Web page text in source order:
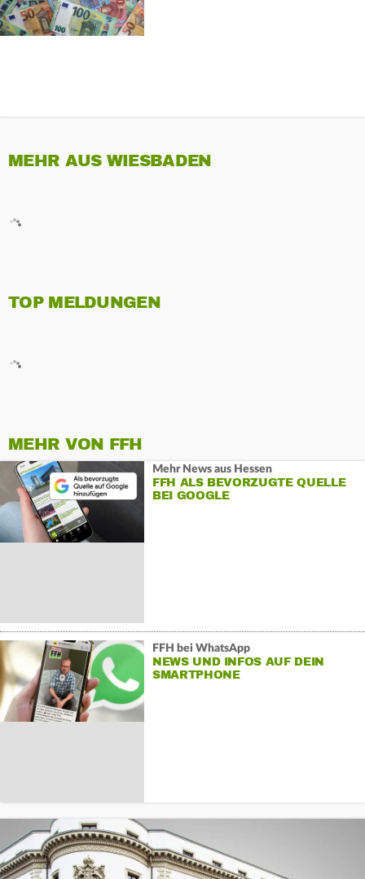
MEHR AUS WIESBADEN
TOP MELDUNGEN
MEHR VON FFH
Mehr News aus Hessen
FFH ALS BEVORZUGTE QUELLE
BEI GOOGLE
FFH bei WhatsApp
NEWS UND INFOS AUF DEIN
SMARTPHONE